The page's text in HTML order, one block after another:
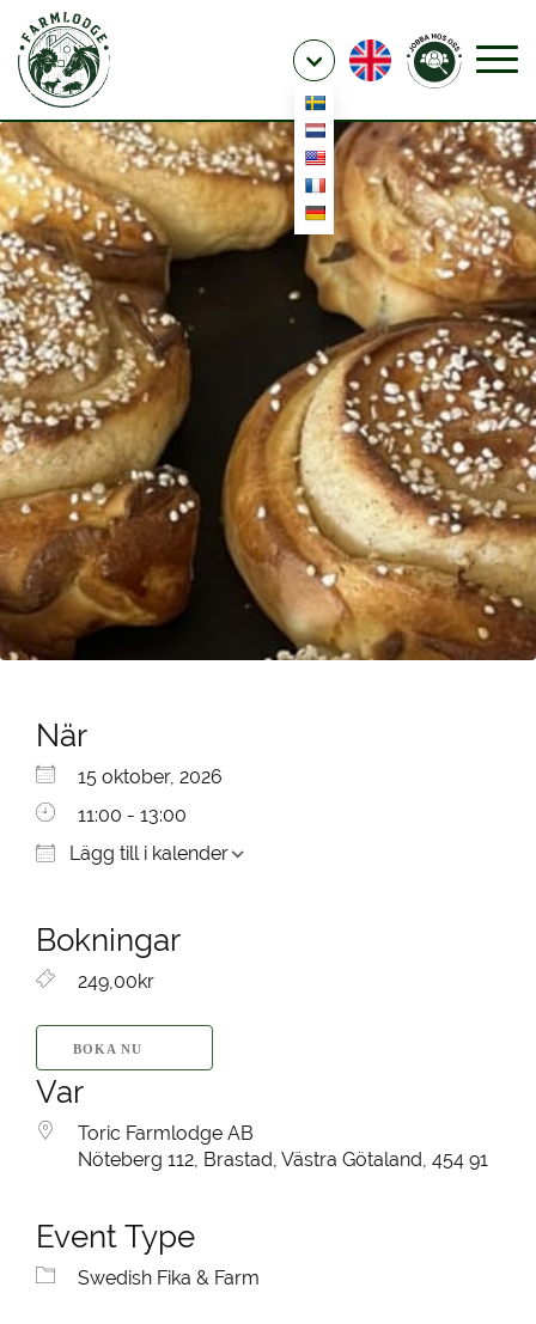
När
15 oktober, 2026
11:00 - 13:00
Lägg till i kalender
Ladda ner ICS
Bokningar
249,00kr
BOKA NU
Var
Toric Farmlodge AB
Nöteberg 112, Brastad, Västra Götaland, 454 91
Event Type
Swedish Fika & Farm